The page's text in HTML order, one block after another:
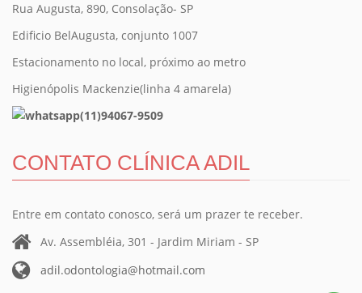
Rua Augusta, 890, Consolação- SP
Edificio BelAugusta, conjunto 1007
Estacionamento no local, próximo ao metro
Higienópolis Mackenzie(linha 4 amarela)
(11)94067-9509
CONTATO CLÍNICA ADIL
Entre em contato conosco, será um prazer te receber.
Av. Assembléia, 301 - Jardim Miriam - SP
adil.odontologia@hotmail.com